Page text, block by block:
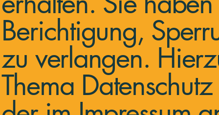
Berichtigung,
zu verlangen.
Thema